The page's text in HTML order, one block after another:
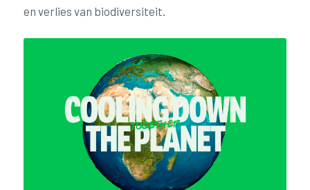
en verlies van biodiversiteit.